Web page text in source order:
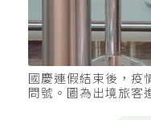
國慶連假結束後，疫
問號。圖為出境旅客